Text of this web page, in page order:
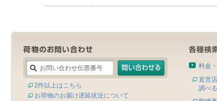
2件以上はこちら
お荷物のお届け遅延状況について
料金
直営
調べる